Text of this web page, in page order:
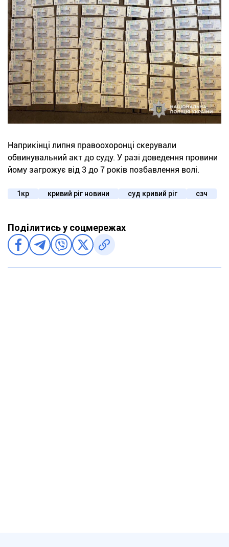
Наприкінці липня правоохоронці скерували
обвинувальний акт до суду. У разі доведення провини
йому загрожує від 3 до 7 років позбавлення волі.
1кр кривий ріг новини суд кривий ріг сзч
Поділитись у соцмережах